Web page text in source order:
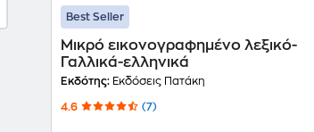
Best Seller
Μικρό εικονογραφημένο λεξικό-
Γαλλικά-ελληνικά
Εκδότης: Εκδόσεις Πατάκη
4.6 (7)